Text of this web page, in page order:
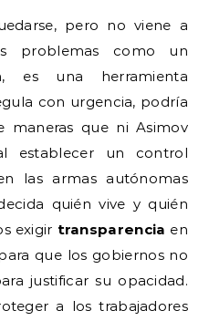
pero no viene a
problemas como un
es una herramienta
con urgencia, podría
maneras que ni Asimov
establecer un control
las armas autónomas
quién vive y quién
exigir transparencia en
que los gobiernos no
justificar su opacidad.
a los trabajadores